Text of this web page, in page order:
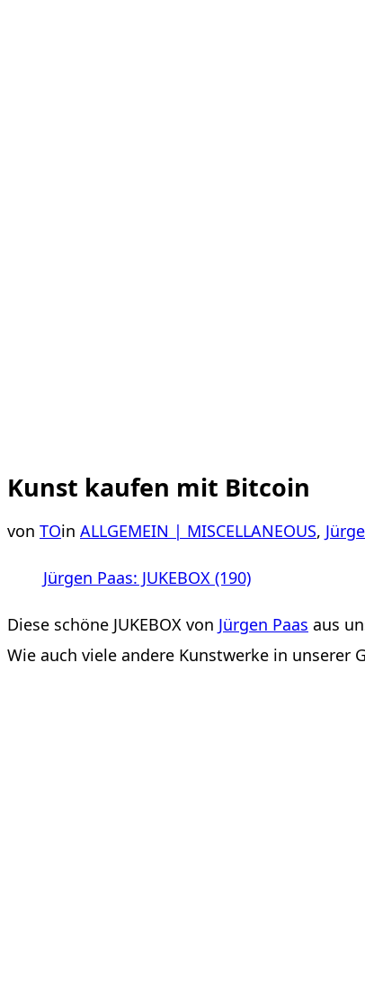
Kunst kaufen mit Bitcoin
von TOin ALLGEMEIN | MISCELLANEOUS,
Jürgen Paas: JUKEBOX (190)
Diese schöne JUKEBOX von Jürgen Paas aus
Wie auch viele andere Kunstwerke in unserer